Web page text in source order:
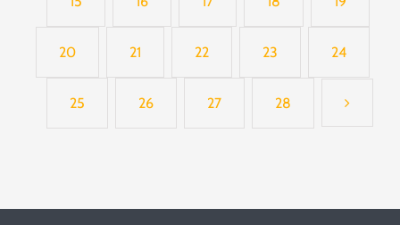
20 21 22 23 24
25 26 27 28